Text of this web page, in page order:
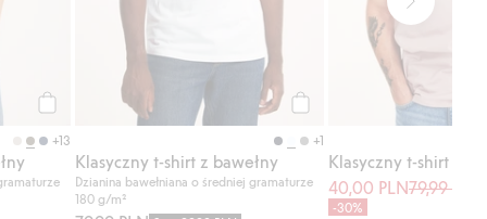
+13 +1
Klasyczny t-shirt z bawełny
Dzianina bawełniana o średniej gramaturze
180 g/m²
Klasyczny t-shirt z
40,00 PLN79,99 PLN
-30%